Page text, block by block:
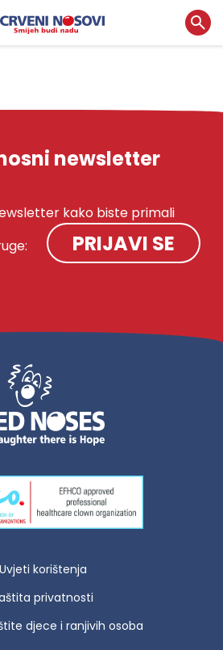
newsletter
kako biste primali
PRIJAVI SE
Uvjeti korištenja
privatnosti
djece i ranjivih osoba